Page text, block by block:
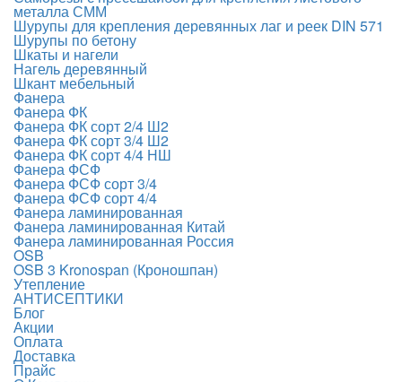
металла СММ
Шурупы для крепления деревянных лаг и реек DIN 571
Шурупы по бетону
Шкаты и нагели
Нагель деревянный
Шкант мебельный
Фанера
Фанера ФК
Фанера ФК сорт 2/4 Ш2
Фанера ФК сорт 3/4 Ш2
Фанера ФК сорт 4/4 НШ
Фанера ФСФ
Фанера ФСФ сорт 3/4
Фанера ФСФ сорт 4/4
Фанера ламинированная
Фанера ламинированная Китай
Фанера ламинированная Россия
OSB
OSB 3 Kronospan (Кроношпан)
Утепление
АНТИСЕПТИКИ
Блог
Акции
Оплата
Доставка
Прайс